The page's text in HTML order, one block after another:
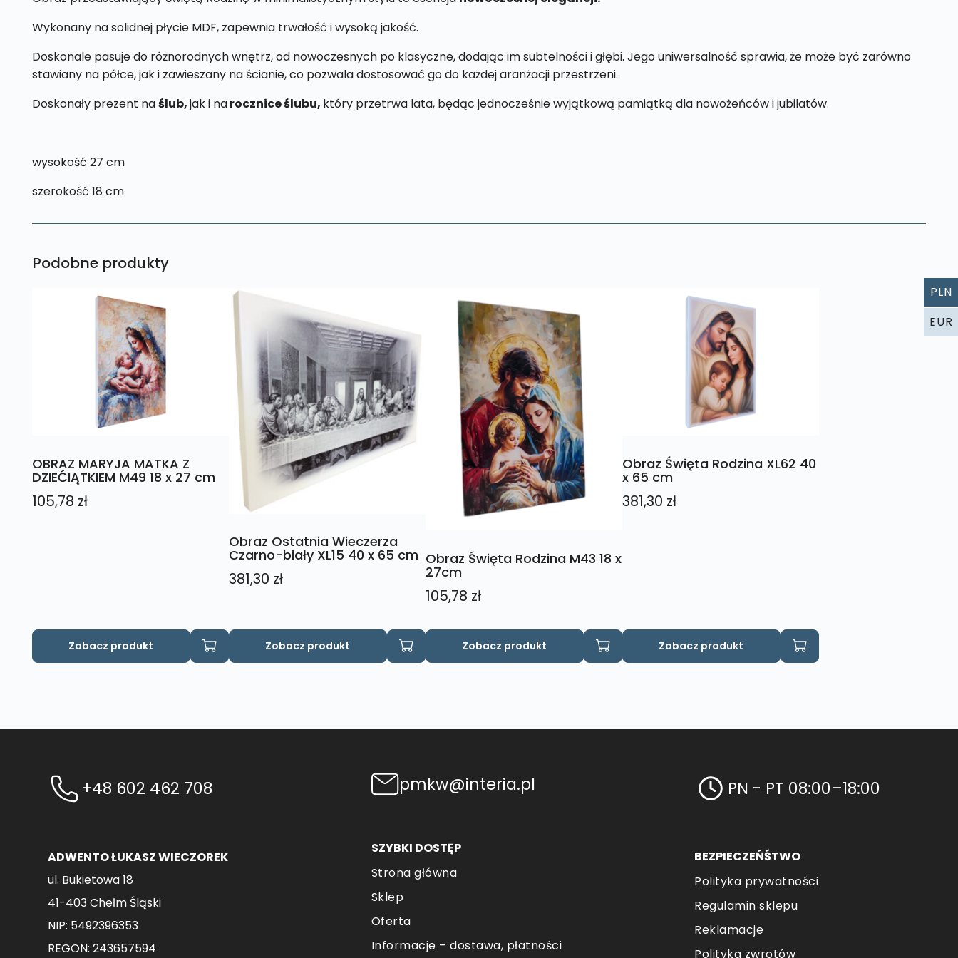
Wykonany na solidnej płycie MDF, zapewnia trwałość i wysoką jakość.
Doskonale pasuje do różnorodnych wnętrz, od nowoczesnych po klasyczne, dodając im subtelności i głębi. Jego uniwersalność sprawia, że może być zarówno
stawiany na półce, jak i zawieszany na ścianie, co pozwala dostosować go do każdej aranżacji przestrzeni.
Doskonały prezent naślub,jak i narocznice ślubu, który przetrwa lata, będąc jednocześnie wyjątkową pamiątką dla nowożeńców i jubilatów.
wysokość 27 cm
szerokość 18 cm
Podobne produkty
OBRAZ MARYJA MATKA Z
DZIEĆIĄTKIEM M49 18 x 27 cm
105,78 zł
Zobacz produkt
Obraz Ostatnia Wieczerza
Czarno-biały XL15 40 x 65 cm
381,30 zł
Zobacz produkt
Obraz Święta Rodzina M43 18 x
27cm
105,78 zł
Zobacz produkt
Obraz Święta Rodzina XL62 40
x 65 cm
381,30 zł
Zobacz produkt
+48 602 462 708
ADWENTO ŁUKASZ WIECZOREK
ul. Bukietowa 18
41-403 Chełm Śląski
NIP: 5492396353
REGON: 243657594
pmkw@interia.pl
SZYBKI DOSTĘP
Strona główna
Sklep
Oferta
Informacje – dostawa, płatności
PN - PT 08:00–18:00
BEZPIECZEŃŚTWO
Polityka prywatności
Regulamin sklepu
Reklamacje
Polityka zwrotów
PLN
EUR